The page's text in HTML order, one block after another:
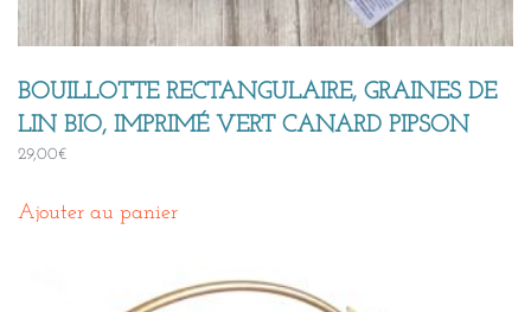
BOUILLOTTE RECTANGULAIRE, GRAINES DE
LIN BIO, IMPRIMÉ VERT CANARD PIPSON
29,00€
Ajouter au panier